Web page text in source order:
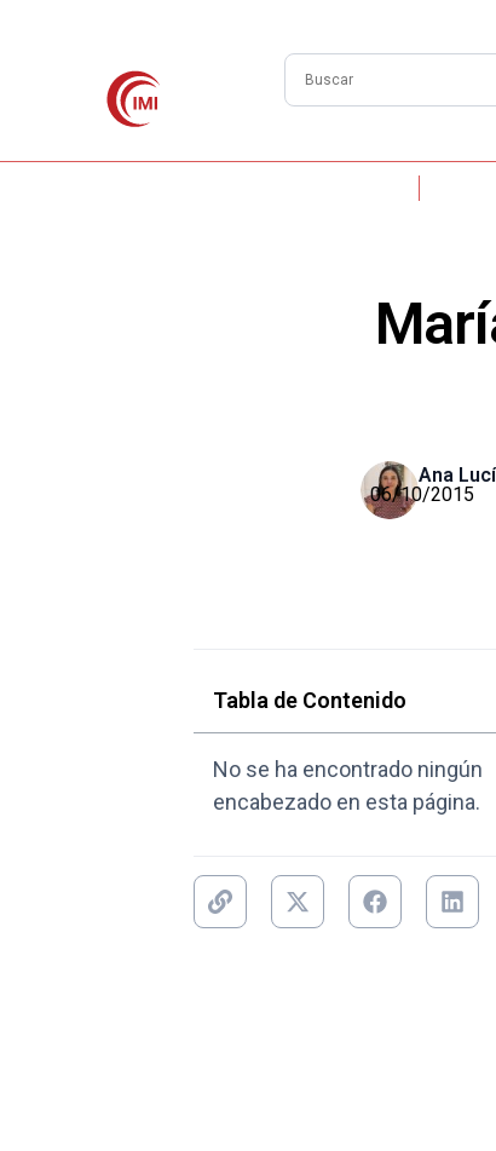
Ana
06/10/2015
Tabla de Contenido
No se ha encontrado ningún
encabezado en esta página.